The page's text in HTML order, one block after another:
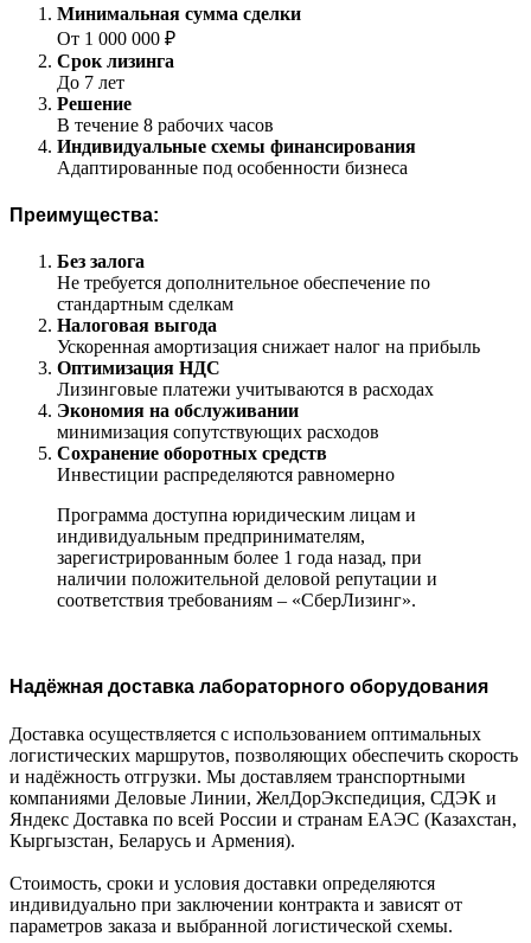
Минимальная сумма сделки
От 1 000 000 ₽
Срок лизинга
До 7 лет
Решение
В течение 8 рабочих часов
Индивидуальные схемы финансирования
Адаптированные под особенности бизнеса
Преимущества:
Без залога
Не требуется дополнительное обеспечение по
стандартным сделкам
Налоговая выгода
Ускоренная амортизация снижает налог на прибыль
Оптимизация НДС
Лизинговые платежи учитываются в расходах
Экономия на обслуживании
минимизация сопутствующих расходов
Сохранение оборотных средств
Инвестиции распределяются равномерно
Программа доступна юридическим лицам и
индивидуальным предпринимателям,
зарегистрированным более 1 года назад, при
наличии положительной деловой репутации и
соответствия требованиям – «СберЛизинг».
Надёжная доставка лабораторного оборудования
Доставка осуществляется с использованием оптимальных
логистических маршрутов, позволяющих обеспечить скорость
и надёжность отгрузки. Мы доставляем транспортными
компаниями Деловые Линии, ЖелДорЭкспедиция, СДЭК и
Яндекс Доставка по всей России и странам ЕАЭС (Казахстан,
Кыргызстан, Беларусь и Армения).
Стоимость, сроки и условия доставки определяются
индивидуально при заключении контракта и зависят от
параметров заказа и выбранной логистической схемы.